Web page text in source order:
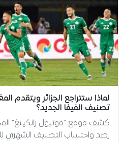
لماذا ستتراجع الجزائر ويتقدم
تصنيف الفيفا الجديد؟
كشف موقع "فوتبول رانكينغ"
رصد واحتساب التصنيف الشهري